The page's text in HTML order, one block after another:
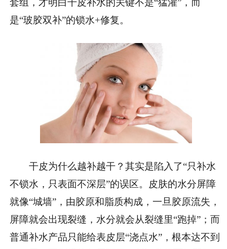
是“玻胶双补”的锁水+修复。
干皮为什么越补越干？其实是陷入了“只补水
不锁水，只表面不深层”的误区。皮肤的水分屏障
就像“城墙”，由胶原和脂质构成，一旦胶原流失，
屏障就会出现裂缝，水分就会从裂缝里“跑掉”；而
普通补水产品只能给表皮层“浇点水”，根本达不到